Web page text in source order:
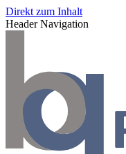
Direkt zum Inhalt
Header Navigation